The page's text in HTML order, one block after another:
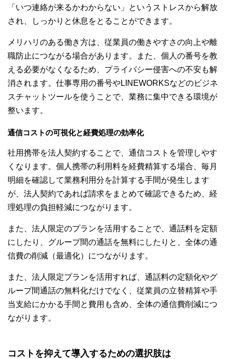
「いつ連絡が来るかわからない」というストレスから解放
され、しっかりと休息をとることができます。
メリハリのある働き方は、従業員の働きやすさの向上や離
職防止につながる場合があります。また、個人の番号を教
える必要がなくなるため、プライバシー侵害への不安も解
消されます。仕事専用の番号やLINEWORKSなどのビジネ
スチャットツールを使うことで、業務に集中できる環境が
整います。
通信コストの可視化と経費処理の効率化
社用携帯を法人契約することで、通信コストを管理しやす
くなります。個人携帯の利用料を経費精算する場合、毎月
明細を確認して業務利用分を計算する手間が発生します
が、法人契約であれば請求をまとめて確認できるため、経
理処理の負担軽減につながります。
また、法人限定のプランを活用することで、通話料を定額
にしたり、グループ間の通話を無料にしたりと、全体の通
信費の削減（最適化）につながります。
また、法人限定プランを活用すれば、通話料の定額化やグ
ループ間通話の無料化だけでなく、従業員の立替精算や手
当支給にかかる手間と費用も含め、全体の通信費削減につ
ながります。
コストを抑えて導入するための選択肢は